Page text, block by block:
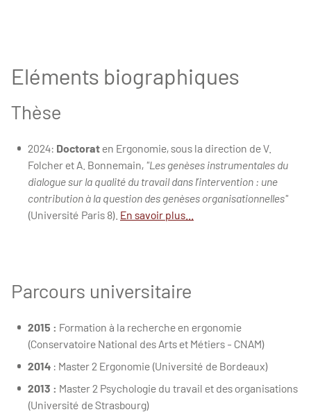
Eléments biographiques
Thèse
2024: Doctoraten Ergonomie, sous la direction de V.
Folcher et A. Bonnemain, "Les genèses instrumentales du
dialogue sur la qualité du travail dans l’intervention : une
contribution à la question des genèses organisationnelles"
(Université Paris 8). En savoir plus...
Parcours universitaire
2015 : Formation à la recherche en ergonomie
(Conservatoire National des Arts et Métiers - CNAM)
2014 : Master 2 Ergonomie (Université de Bordeaux)
2013 : Master 2 Psychologie du travail et des organisations
(Université de Strasbourg)